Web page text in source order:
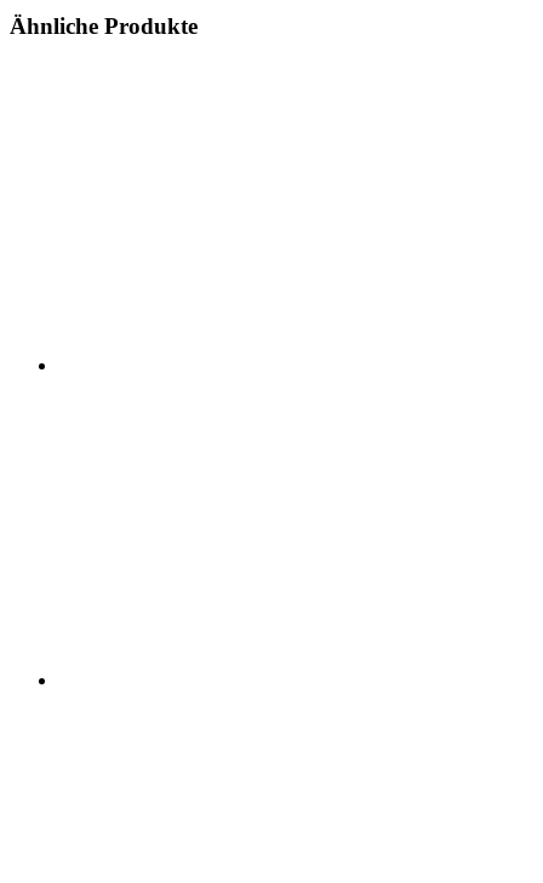
Ähnliche Produkte